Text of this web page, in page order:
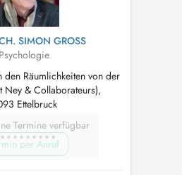
SIMON GROSS
Psychologie
den Räumlichkeiten von der
Ney & Collaborateurs),
Ettelbruck
Termine verfügbar
per Anruf